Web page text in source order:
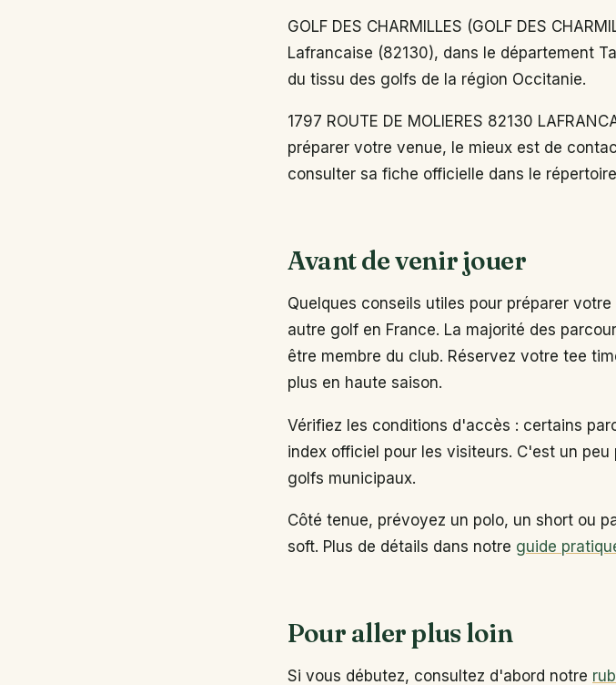
GOLF DES CHARMILLES (GOLF DES
Lafrancaise (82130), dans le département
du tissu des golfs de la région Occitanie.
1797 ROUTE DE MOLIERES 82130
préparer votre venue, le mieux est de
consulter sa fiche officielle dans le répertoire
Avant de venir jouer
Quelques conseils utiles pour préparer
autre golf en France. La majorité des
être membre du club. Réservez votre tee
plus en haute saison.
Vérifiez les conditions d'accès : certains
index officiel pour les visiteurs. C'est un
golfs municipaux.
Côté tenue, prévoyez un polo, un short ou
soft. Plus de détails dans notre guide
Pour aller plus loin
Si vous débutez, consultez d'abord notre